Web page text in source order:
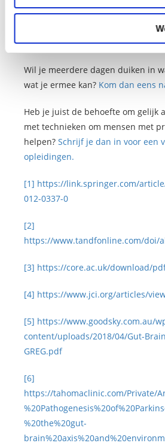
Wil je meer weten over hoe
eens naar deonline masterclass
Wil je meerdere dagen duiken in
wat je ermee kan? Kom dan eens
Heb je juist de behoefte om gelijk
met technieken om mensen met
helpen? Schrijf je dan in voor een
opleidingen.
[1] https://link.springer.com/
012-0337-0
[2]
https://www.tandfonline.com/doi/
[3] https://core.ac.uk/download/
[4] https://www.jci.org/articles/
[5] https://www.goodsky.com.au/
content/uploads/2018/04/Gut-
GREG.pdf
[6]
https://tahomaclinic.com/Private/
%20the%20gut-